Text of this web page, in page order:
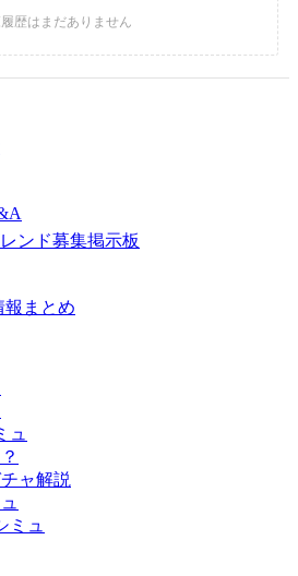
ンド募集掲示板
報まとめ
ュ
ャ解説
ミュ